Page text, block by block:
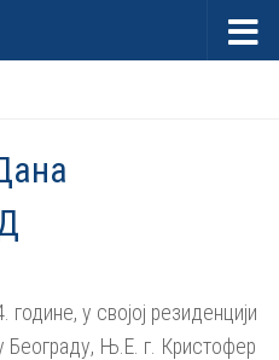
године, у својој резиденцији
Београду, Њ.Е. г. Кристофер